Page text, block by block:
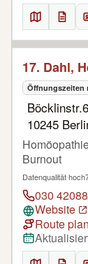
17. Dahl,
Öffnungszeiten
Böcklinstr.6
10245
Burnout
Datenqualität hoch
030
Website
Route